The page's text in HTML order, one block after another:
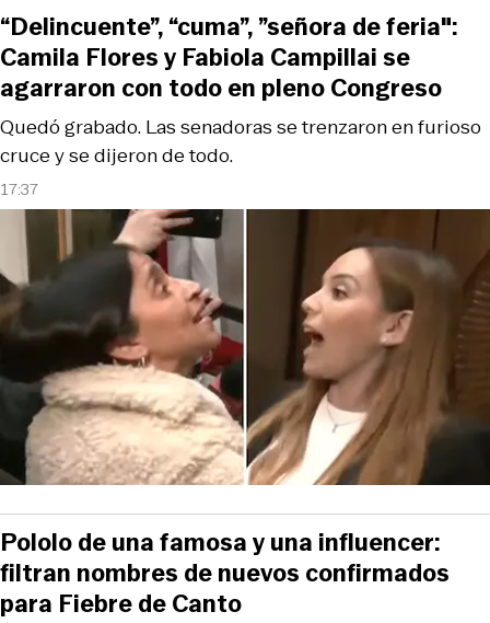
17:37
Quedó grabado. Las senadoras se trenzaron en furioso
cruce y se dijeron de todo.
“Delincuente”, “cuma”, ”señora de feria":
Camila Flores y Fabiola Campillai se
agarraron con todo en pleno Congreso
Pololo de una famosa y una influencer:
filtran nombres de nuevos confirmados
para Fiebre de Canto